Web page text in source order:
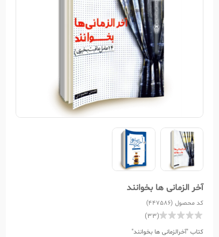
آخر الزمانی ها بخوانند
کد محصول (447586)
(33)
کتاب "آخرالزمانی ها بخوانند"